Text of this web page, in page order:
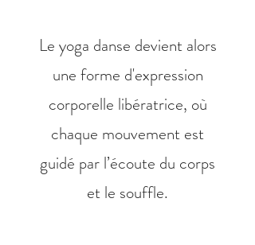
Le yoga danse devient alors
une forme d'expression
corporelle libératrice, où
chaque mouvement est
guidé par l’écoute du corps
et le souffle.